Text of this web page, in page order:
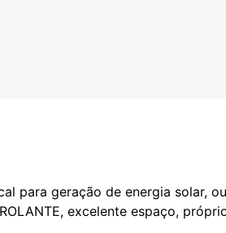
para geração de energia solar,
excelente espaço,